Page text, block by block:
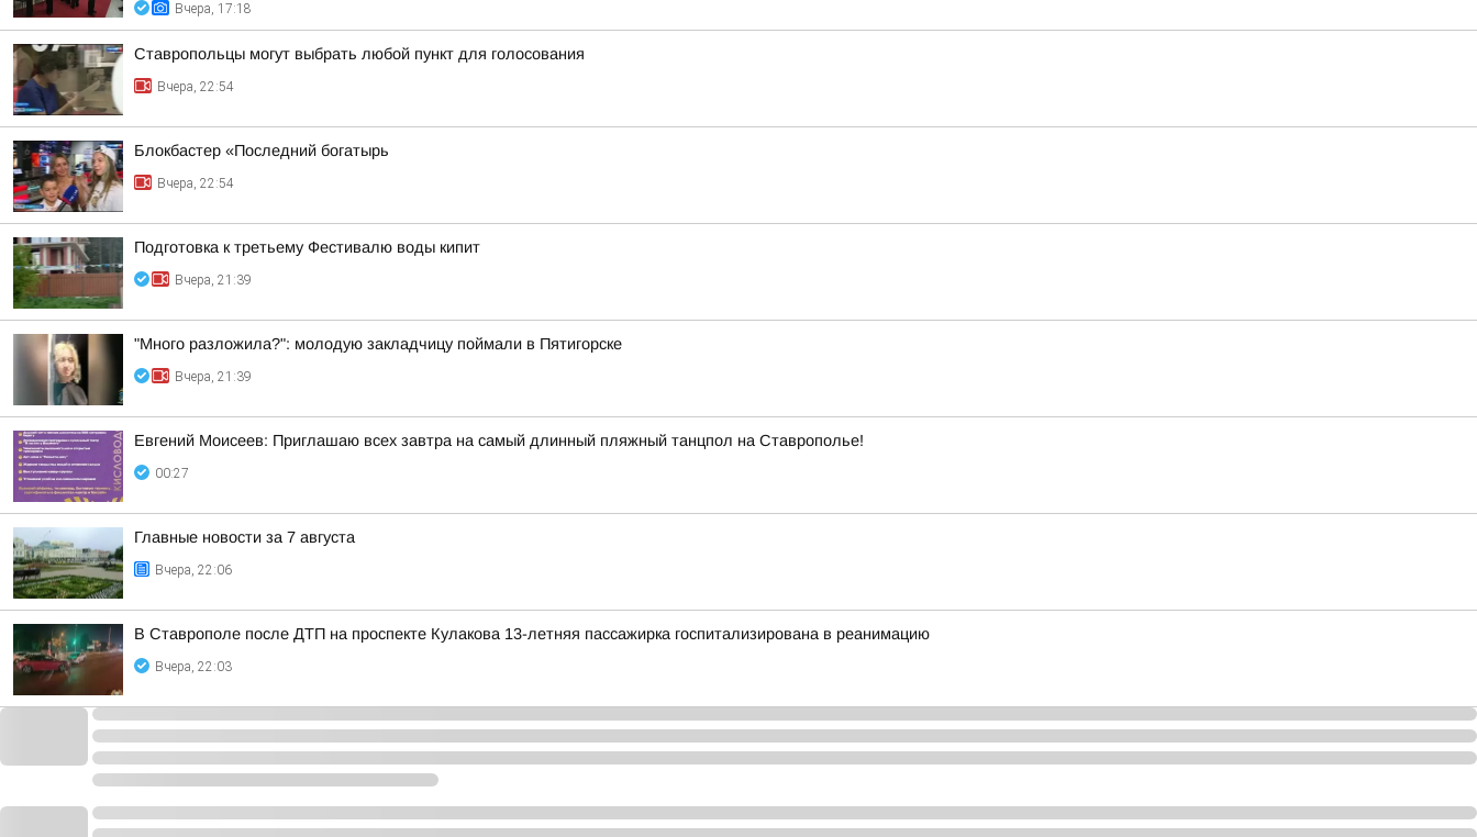
Вчера, 17:18
Ставропольцы могут выбрать любой пункт для голосования
Вчера, 22:54
Блокбастер «Последний богатырь
Вчера, 22:54
Подготовка к третьему Фестивалю воды кипит
Вчера, 21:39
"Много разложила?": молодую закладчицу поймали в Пятигорске
Вчера, 21:39
Евгений Моисеев: Приглашаю всех завтра на самый длинный пляжный танцпол на Ставрополье!
00:27
Главные новости за 7 августа
Вчера, 22:06
В Ставрополе после ДТП на проспекте Кулакова 13-летняя пассажирка госпитализирована в реанимацию
Вчера, 22:03